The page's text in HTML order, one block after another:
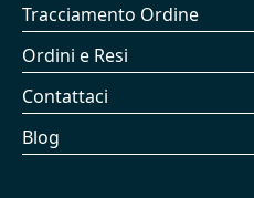
Tracciamento Ordine
Ordini e Resi
Contattaci
Blog